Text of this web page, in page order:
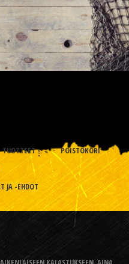
TUOTTEET
POISTOKORI
JA -EHDOT